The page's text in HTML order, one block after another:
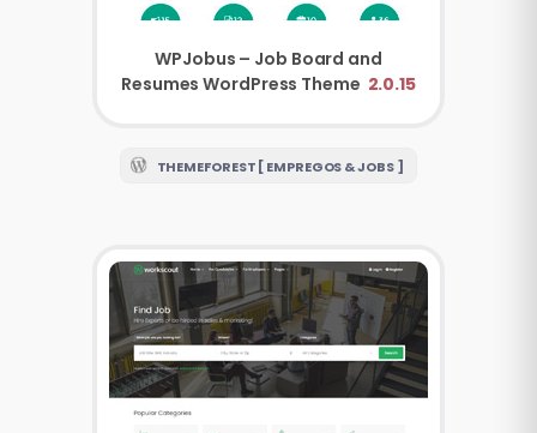
WPJobus – Job Board and
Resumes WordPress Theme 2.0.15
THEMEFOREST [ EMPREGOS & JOBS ]